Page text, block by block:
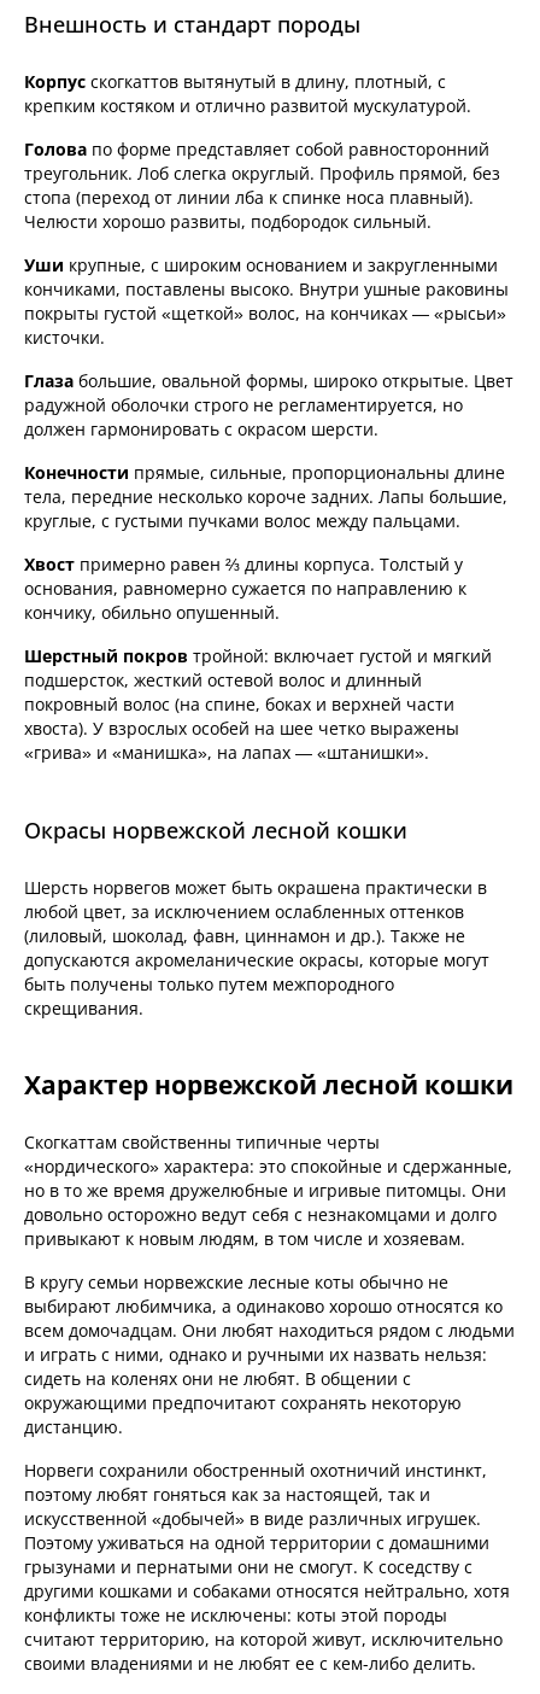
Внешность и стандарт породы
Корпус скогкаттов вытянутый в длину, плотный, с
крепким костяком и отлично развитой мускулатурой.
Голова по форме представляет собой равносторонний
треугольник. Лоб слегка округлый. Профиль прямой, без
стопа (переход от линии лба к спинке носа плавный).
Челюсти хорошо развиты, подбородок сильный.
Уши крупные, с широким основанием и закругленными
кончиками, поставлены высоко. Внутри ушные раковины
покрыты густой «щеткой» волос, на кончиках — «рысьи»
кисточки.
Глаза большие, овальной формы, широко открытые. Цвет
радужной оболочки строго не регламентируется, но
должен гармонировать с окрасом шерсти.
Конечности прямые, сильные, пропорциональны длине
тела, передние несколько короче задних. Лапы большие,
круглые, с густыми пучками волос между пальцами.
Хвост примерно равен ⅔ длины корпуса. Толстый у
основания, равномерно сужается по направлению к
кончику, обильно опушенный.
Шерстный покров тройной: включает густой и мягкий
подшерсток, жесткий остевой волос и длинный
покровный волос (на спине, боках и верхней части
хвоста). У взрослых особей на шее четко выражены
«грива» и «манишка», на лапах — «штанишки».
Окрасы норвежской лесной кошки
Шерсть норвегов может быть окрашена практически в
любой цвет, за исключением ослабленных оттенков
(лиловый, шоколад, фавн, циннамон и др.). Также не
допускаются акромеланические окрасы, которые могут
быть получены только путем межпородного
скрещивания.
Характер норвежской лесной кошки
Скогкаттам свойственны типичные черты
«нордического» характера: это спокойные и сдержанные,
но в то же время дружелюбные и игривые питомцы. Они
довольно осторожно ведут себя с незнакомцами и долго
привыкают к новым людям, в том числе и хозяевам.
В кругу семьи норвежские лесные коты обычно не
выбирают любимчика, а одинаково хорошо относятся ко
всем домочадцам. Они любят находиться рядом с людьми
и играть с ними, однако и ручными их назвать нельзя:
сидеть на коленях они не любят. В общении с
окружающими предпочитают сохранять некоторую
дистанцию.
Норвеги сохранили обостренный охотничий инстинкт,
поэтому любят гоняться как за настоящей, так и
искусственной «добычей» в виде различных игрушек.
Поэтому уживаться на одной территории с домашними
грызунами и пернатыми они не смогут. К соседству с
другими кошками и собаками относятся нейтрально, хотя
конфликты тоже не исключены: коты этой породы
считают территорию, на которой живут, исключительно
своими владениями и не любят ее с кем-либо делить.